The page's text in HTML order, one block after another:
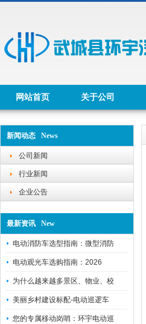
网站首页 关于公司
新闻动态 News
公司新闻
行业新闻
企业公告
最新资讯 New
电动消防车选型指南：微型消防
电动观光车选购指南：2026
为什么越来越多景区、物业、校
美丽乡村建设标配-电动巡逻车
您的专属移动岗哨：环宇电动巡